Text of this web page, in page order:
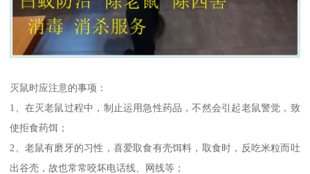
灭鼠时应注意的事项：
1、在灭老鼠过程中，制止运用急性药品，不然会引起老鼠警觉，致
使拒食药饵；
2、老鼠有磨牙的习性，喜爱取食有壳饵料，取食时，反吃米粒而吐
出谷壳，故也常常咬坏电话线、网线等；